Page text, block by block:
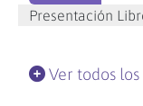
Presentación
Ver todos